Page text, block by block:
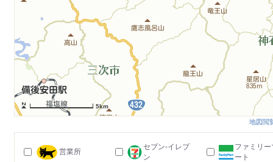
5km
地図閲
営業所
セブン-イレブ
ン
ファミリー
ート